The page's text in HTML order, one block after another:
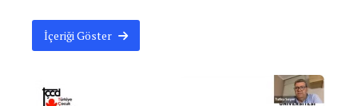
İçeriği Göster